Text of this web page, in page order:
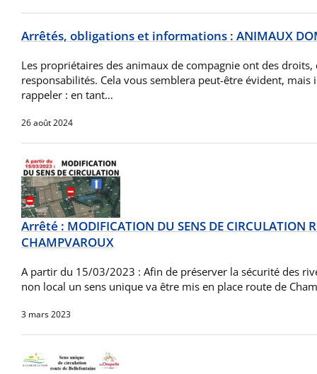
Arrêtés, obligations et informations : ANIMAUX
Les propriétaires des animaux de compagnie ont des droits,
responsabilités. Cela vous semblera peut-être évident, mais
rappeler : en tant…
26 août 2024
Arrêté : MODIFICATION DU SENS DE CIRCULATION
CHAMPVAROUX
A partir du 15/03/2023 : Afin de préserver la sécurité des
non local un sens unique va être mis en place route de
3 mars 2023